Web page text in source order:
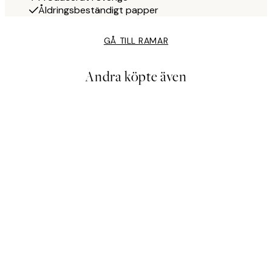
Åldringsbeständigt papper
GÅ TILL RAMAR
Andra köpte även